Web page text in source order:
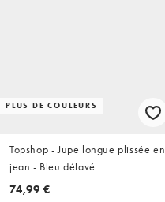
PLUS DE COULEURS
Topshop - Jupe longue plissée en
jean - Bleu délavé
74,99 €